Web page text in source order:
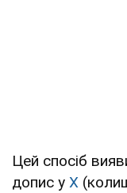
Цей спосіб
допис у Х